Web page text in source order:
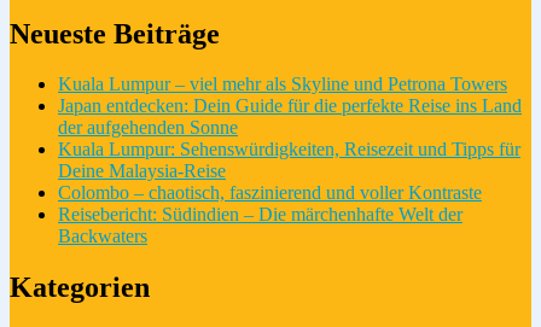
Neueste Beiträge
Kuala Lumpur – viel mehr als Skyline und Petrona Towers
Japan entdecken: Dein Guide für die perfekte Reise ins Land
der aufgehenden Sonne
Kuala Lumpur: Sehenswürdigkeiten, Reisezeit und Tipps für
Deine Malaysia-Reise
Colombo – chaotisch, faszinierend und voller Kontraste
Reisebericht: Südindien – Die märchenhafte Welt der
Backwaters
Kategorien